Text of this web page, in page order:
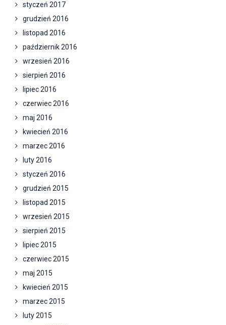
styczeń 2017
grudzień 2016
listopad 2016
październik 2016
wrzesień 2016
sierpień 2016
lipiec 2016
czerwiec 2016
maj 2016
kwiecień 2016
marzec 2016
luty 2016
styczeń 2016
grudzień 2015
listopad 2015
wrzesień 2015
sierpień 2015
lipiec 2015
czerwiec 2015
maj 2015
kwiecień 2015
marzec 2015
luty 2015